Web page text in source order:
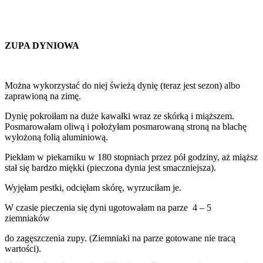
ZUPA DYNIOWA
Można wykorzystać do niej świeżą dynię (teraz jest sezon) albo
zaprawioną na zimę.
Dynię pokroiłam na duże kawałki wraz ze skórką i miąższem.
Posmarowałam oliwą i położyłam posmarowaną stroną na blachę
wyłożoną folią aluminiową.
Piekłam w piekarniku w 180 stopniach przez pół godziny, aż miąższ
stał się bardzo miękki (pieczona dynia jest smaczniejsza).
Wyjęłam pestki, odcięłam skórę, wyrzuciłam je.
W czasie pieczenia się dyni ugotowałam na parze 4 – 5
ziemniaków
do zagęszczenia zupy. (Ziemniaki na parze gotowane nie tracą
wartości).